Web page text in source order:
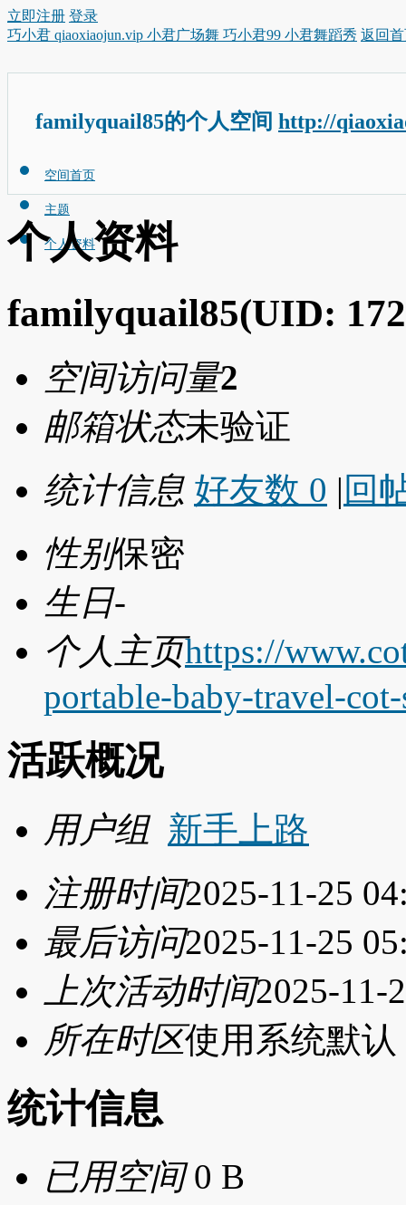
立即注册 登录
巧小君 qiaoxiaojun.vip 小君广场舞 巧小君99 小君舞蹈秀 返回
familyquail85的个人空间 http://
空间首页
主题
个人资料
个人资料
familyquail85(UID:
空间访问量2
邮箱状态未验证
统计信息 好友数 0 | 回
性别保密
生日-
个人主页https://
portable-baby-travel-cot-
活跃概况
用户组 新手上路
注册时间2025-11-25
最后访问2025-11-25
上次活动时间2025-11-
所在时区使用系统默认
统计信息
已用空间0 B